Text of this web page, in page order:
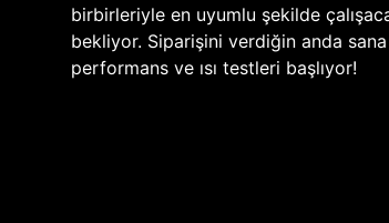
birbirleriyle en uyumlu şekilde
bekliyor. Siparişini verdiğin anda
performans ve ısı testleri başlıyor!